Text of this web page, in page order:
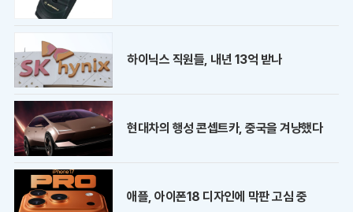
하이닉스 직원들, 내년 13억 받나
현대차의 행성 콘셉트카, 중국을 겨냥했다
애플, 아이폰18 디자인에 막판 고심 중